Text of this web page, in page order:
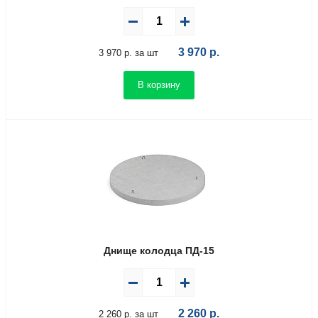
3 970 р. за шт 3 970 р.
В корзину
Днище колодца ПД-15
2 260 р. за шт 2 260 р.